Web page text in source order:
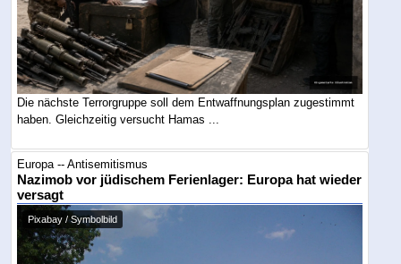
Die nächste Terrorgruppe soll dem Entwaffnungsplan zugestimmt
haben. Gleichzeitig versucht Hamas ...
Europa -- Antisemitismus
Nazimob vor jüdischem Ferienlager: Europa hat wieder
versagt
Pixabay / Symbolbild